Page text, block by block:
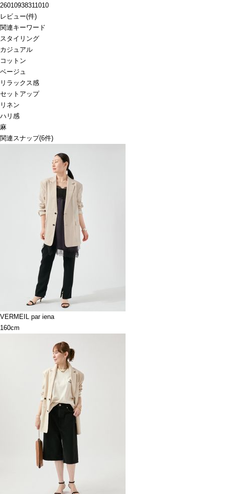
26010938311010
レビュー(件)
関連キーワード
スタイリング
カジュアル
コットン
ベージュ
リラックス感
セットアップ
リネン
ハリ感
麻
関連スナップ(6件)
VERMEIL par iena
160cm